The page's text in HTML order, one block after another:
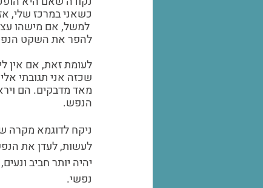
כשאני במרכז שלי,
למשל, אם מישהו
להפר את השקט
לעומת זאת, אם אין
שכזה אני תגובתי
מאד מדבקים. הם
הנפש.
ניקח לדוגמא מקרה
לעשות, לעדן את
יהיה יותר חביב
נפשי.